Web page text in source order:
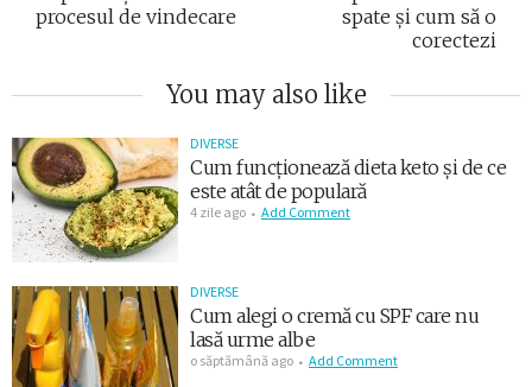
procesul de vindecare
spate și cum să o
corectezi
You may also like
DIVERSE
Cum funcționează dieta keto și de ce
este atât de populară
4 zile ago Add Comment
DIVERSE
Cum alegi o cremă cu SPF care nu
lasă urme albe
o săptămână ago Add Comment